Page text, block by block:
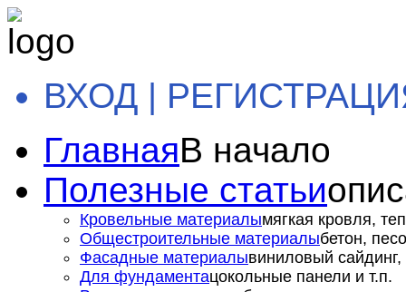
ВХОД |
ГлавнаяВ начало
Полезные статьи
Кровельные материалымягкая кровля,
Общестроительные материалыбетон,
Фасадные материалывиниловый сайдинг,
Для фундаментацокольные панели и т.п.